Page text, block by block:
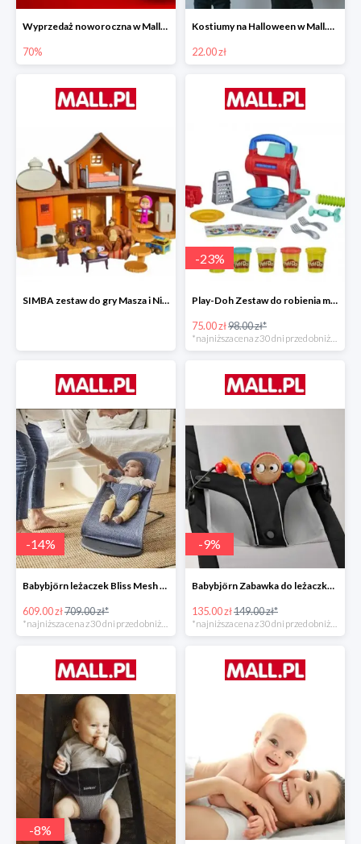
Wyprzedaż noworoczna w Mall.pl do -70%
70%
Kostiumy na Halloween w Mall.pl od 22 zł
22.00 zł
SIMBA zestaw do gry Masza i Niedźwiedź - Duży dom Maszy -15%
-23%
Play-Doh Zestaw do robienia makaronów -23%
75.00 zł98.00 zł*
-14%
Babybjörn leżaczek Bliss Mesh State Blue
609.00 zł709.00 zł*
*najniższa cena z 30 dni przed obniżką
-9%
Babybjörn Zabawka do leżaczka Balance
135.00 zł149.00 zł*
*najniższa cena z 30 dni przed obniżką
-8%